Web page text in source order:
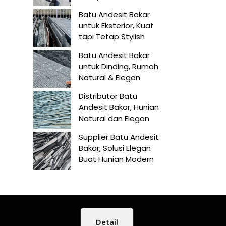
Batu Andesit Bakar
untuk Eksterior, Kuat
tapi Tetap Stylish
Batu Andesit Bakar
untuk Dinding, Rumah
Natural & Elegan
Distributor Batu
Andesit Bakar, Hunian
Natural dan Elegan
Supplier Batu Andesit
Bakar, Solusi Elegan
Buat Hunian Modern
Detail